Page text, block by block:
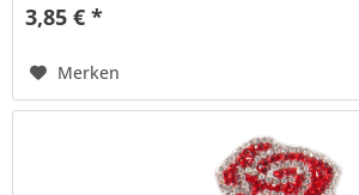
3,85 € *
Merken